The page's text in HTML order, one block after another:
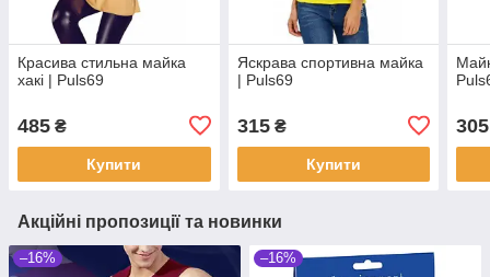
Красива стильна майка
хакі | Puls69
485 ₴
Купити
Яскрава спортивна майка
| Puls69
315₴
Купити
305
Акційні пропозиції та новинки
–16% –16%